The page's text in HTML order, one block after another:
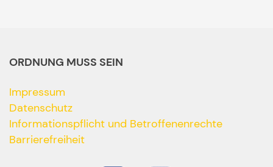
ORDNUNG MUSS SEIN
Impressum
Datenschutz
Informationspflicht und Betroffenenrechte
Barrierefreiheit